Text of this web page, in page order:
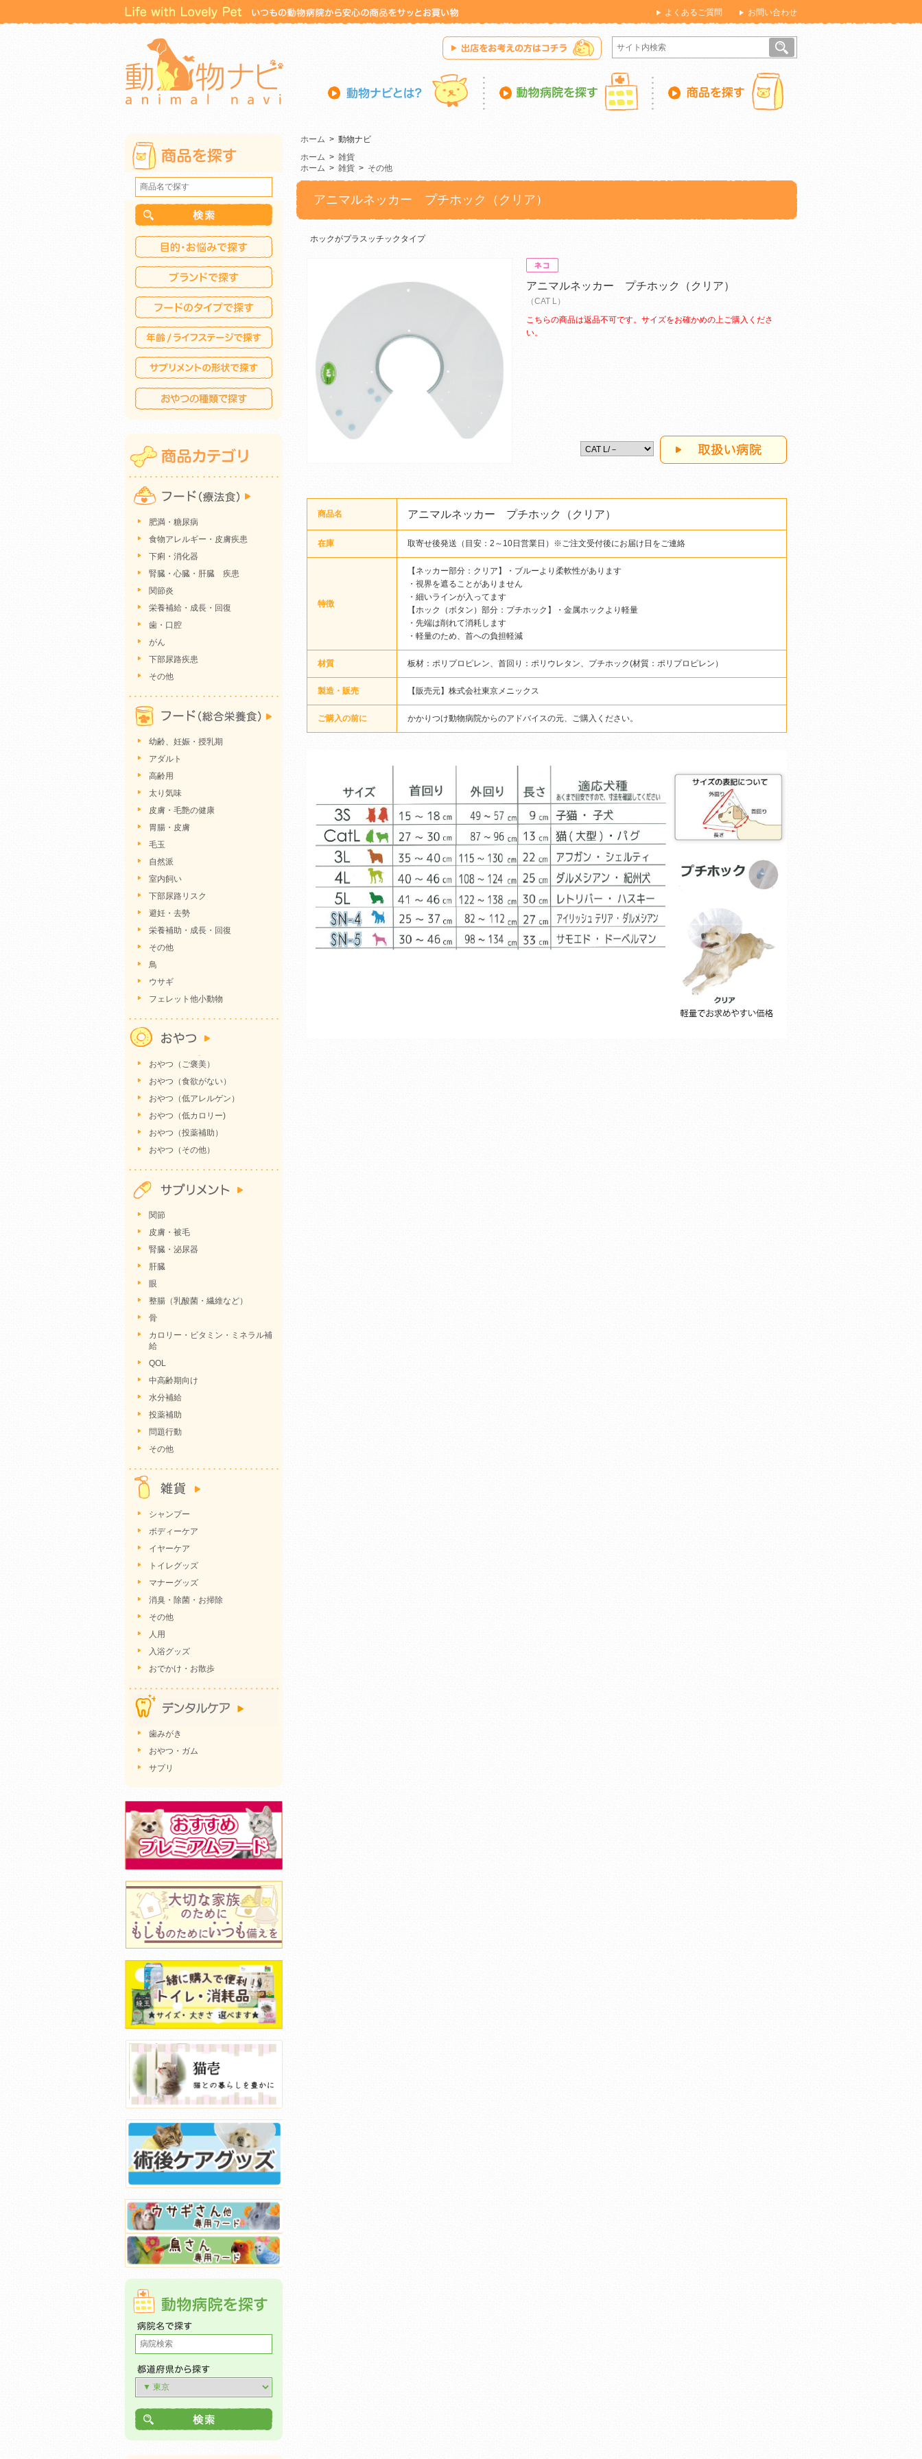
よくあるご質問 お問い合わせ
ホーム > 動物ナビ
ホーム > 雑貨
ホーム > 雑貨 > その他
アニマルネッカー プチホック（クリア）
ホックがプラスッチックタイプ
アニマルネッカー プチホック（クリア）
（CAT L）
こちらの商品は返品不可です。サイズをお確かめの上ご購入くださ
い。
商品名 アニマルネッカー プチホック（クリア）
在庫 取寄せ後発送（目安：2～10日営業日）※ご注文受付後にお届け日をご連絡
特徴
【ネッカー部分：クリア】・ブルーより柔軟性があります
・視界を遮ることがありません
・細いラインが入ってます
【ホック（ボタン）部分：プチホック】・金属ホックより軽量
・先端は削れて消耗します
・軽量のため、首への負担軽減
材質 板材：ポリプロピレン、首回り：ポリウレタン、プチホック(材質：ポリプロピレン）
製造・販売 【販売元】株式会社東京メニックス
ご購入の前に かかりつけ動物病院からのアドバイスの元、ご購入ください。
肥満・糖尿病
食物アレルギー・皮膚疾患
下痢・消化器
腎臓・心臓・肝臓 疾患
関節炎
栄養補給・成長・回復
歯・口腔
がん
下部尿路疾患
その他
幼齢、妊娠・授乳期
アダルト
高齢用
太り気味
皮膚・毛艶の健康
胃腸・皮膚
毛玉
自然派
室内飼い
下部尿路リスク
避妊・去勢
栄養補助・成長・回復
その他
鳥
ウサギ
フェレット他小動物
おやつ（ご褒美）
おやつ（食欲がない）
おやつ（低アレルゲン）
おやつ（低カロリー)
おやつ（投薬補助）
おやつ（その他）
関節
皮膚・被毛
腎臓・泌尿器
肝臓
眼
整腸（乳酸菌・繊維など）
骨
カロリー・ビタミン・ミネラル補
給
QOL
中高齢期向け
水分補給
投薬補助
問題行動
その他
シャンプー
ボディーケア
イヤーケア
トイレグッズ
マナーグッズ
消臭・除菌・お掃除
その他
人用
入浴グッズ
おでかけ・お散歩
歯みがき
おやつ・ガム
サプリ